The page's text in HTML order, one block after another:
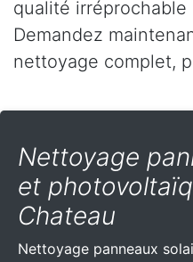
qualité irréprochable
Demandez
nettoyage complet,
Nettoyage
et
Chateau
Nettoyage panneaux